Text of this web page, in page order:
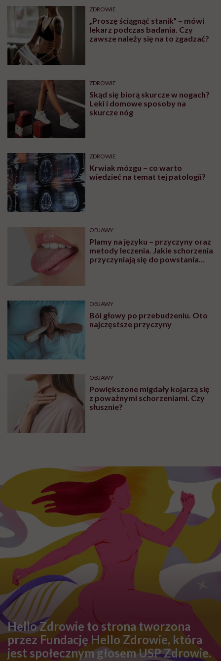
ZDROWIE
„Proszę ściągnąć stanik” – mówi
lekarz podczas badania. Czy
zawsze należy się na to zgadzać?
ZDROWIE
Skąd się biorą skurcze w nogach?
Leki i domowe sposoby na
skurcze nóg
ZDROWIE
Krwiak mózgu – co warto
wiedzieć na temat tej patologii?
OBJAWY
Plamy na języku – przyczyny oraz
metody leczenia. Jakie schorzenia
przyczyniają się do powstania
OBJAWY
Ból głowy po przebudzeniu. Oto
najczęstsze przyczyny
OBJAWY
Powiększone migdały kojarzą się
z poważnymi schorzeniami. Czy
słusznie?
Hello Zdrowie to strona tworzona
przez Fundację Hello Zdrowie, która
jest społecznym głosem USP Zdrowie.